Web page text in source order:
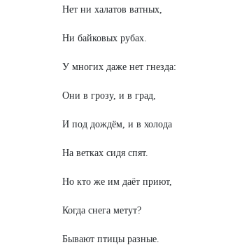
Нет ни халатов ватных,
Ни байковых рубах.
У многих даже нет гнезда:
Они в грозу, и в град,
И под дождём, и в холода
На ветках сидя спят.
Но кто же им даёт приют,
Когда снега метут?
Бывают птицы разные.